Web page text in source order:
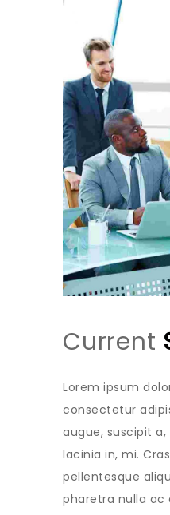
Current
Lorem ipsum
consectetur
augue, suscipit a,
lacinia in, mi.
pellentesque
pharetra nulla ac